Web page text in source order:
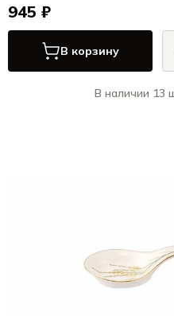
945 ₽
В корзину
В наличии 13